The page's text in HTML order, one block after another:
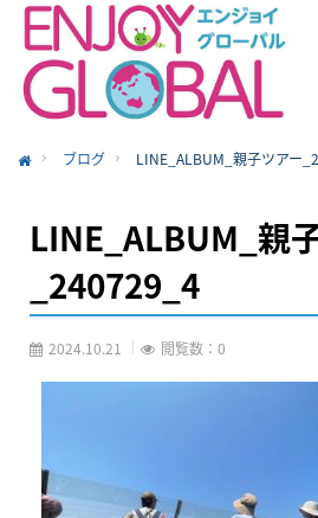
ブログ LINE_ALBUM_親子ツアー
LINE_ALBUM_親
_240729_4
2024.10.21 閲覧数：0